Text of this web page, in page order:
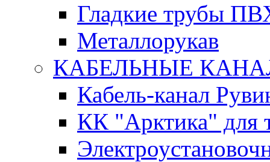
Гладкие трубы
Металлорукав
КАБЕЛЬНЫЕ
Кабель-канал
КК "Арктика" для